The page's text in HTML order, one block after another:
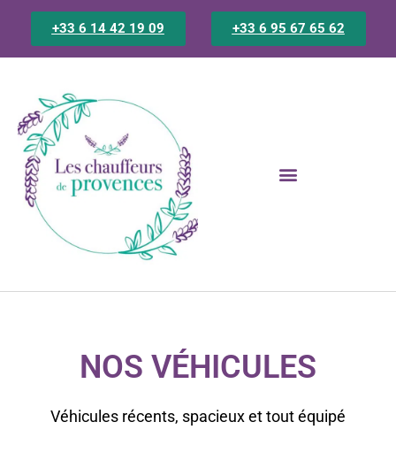
contenu
+33 6 14 42 19 09 +33 6 95 67 65 62
NOS VÉHICULES
Véhicules récents, spacieux et tout équipé